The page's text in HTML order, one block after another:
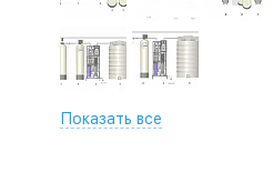
Показать все